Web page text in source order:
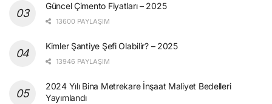
Güncel Çimento Fiyatları – 2025
13600 PAYLAŞIM
Kimler Şantiye Şefi Olabilir? – 2025
13946 PAYLAŞIM
2024 Yılı Bina Metrekare İnşaat Maliyet Bedelleri
Yayımlandı